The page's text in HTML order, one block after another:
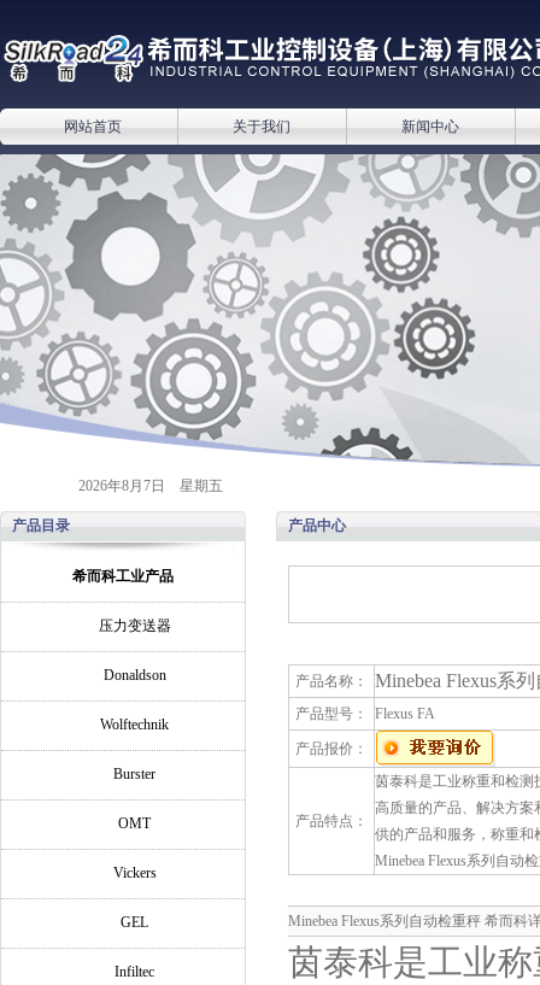
网站首页 关于我们 新闻中心
2026年8月7日 星期五
产品目录
希而科工业产品
压力变送器
Donaldson
Wolftechnik
Burster
OMT
Vickers
GEL
Infiltec
产品中心
产品名称： Minebea Flexus系
产品型号： ​​Flexus FA
产品报价：
产品特点：
茵泰科是工业称重和检
高质量的产品、解决方案
供的产品和服务，称重
Minebea Flexus系列自动
Minebea Flexus系列自动检重秤 希而科
茵泰科是工业